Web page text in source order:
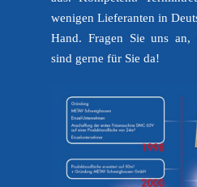
wenigen Lieferanten in
Hand. Fragen Sie uns an,
sind gerne für Sie da!